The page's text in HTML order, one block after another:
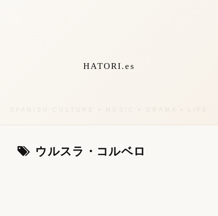
HATORI.es
ウルスラ・コルベロ